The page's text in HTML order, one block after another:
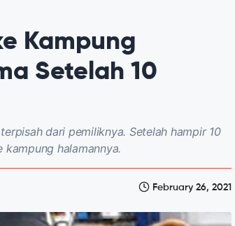
Kampung
Setelah 10
dari pemiliknya. Setelah hampir 10
halamannya.
February 26, 2021